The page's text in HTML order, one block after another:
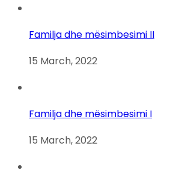
Familja dhe mësimbesimi II
15 March, 2022
Familja dhe mësimbesimi I
15 March, 2022